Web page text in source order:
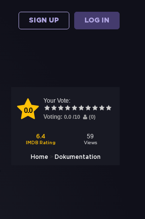
SIGN UP LOG IN
0.0
Your Vote:
Voting: 0.0 /10 (0)
6.4
IMDB Rating
59
Views
Home > Dokumentation